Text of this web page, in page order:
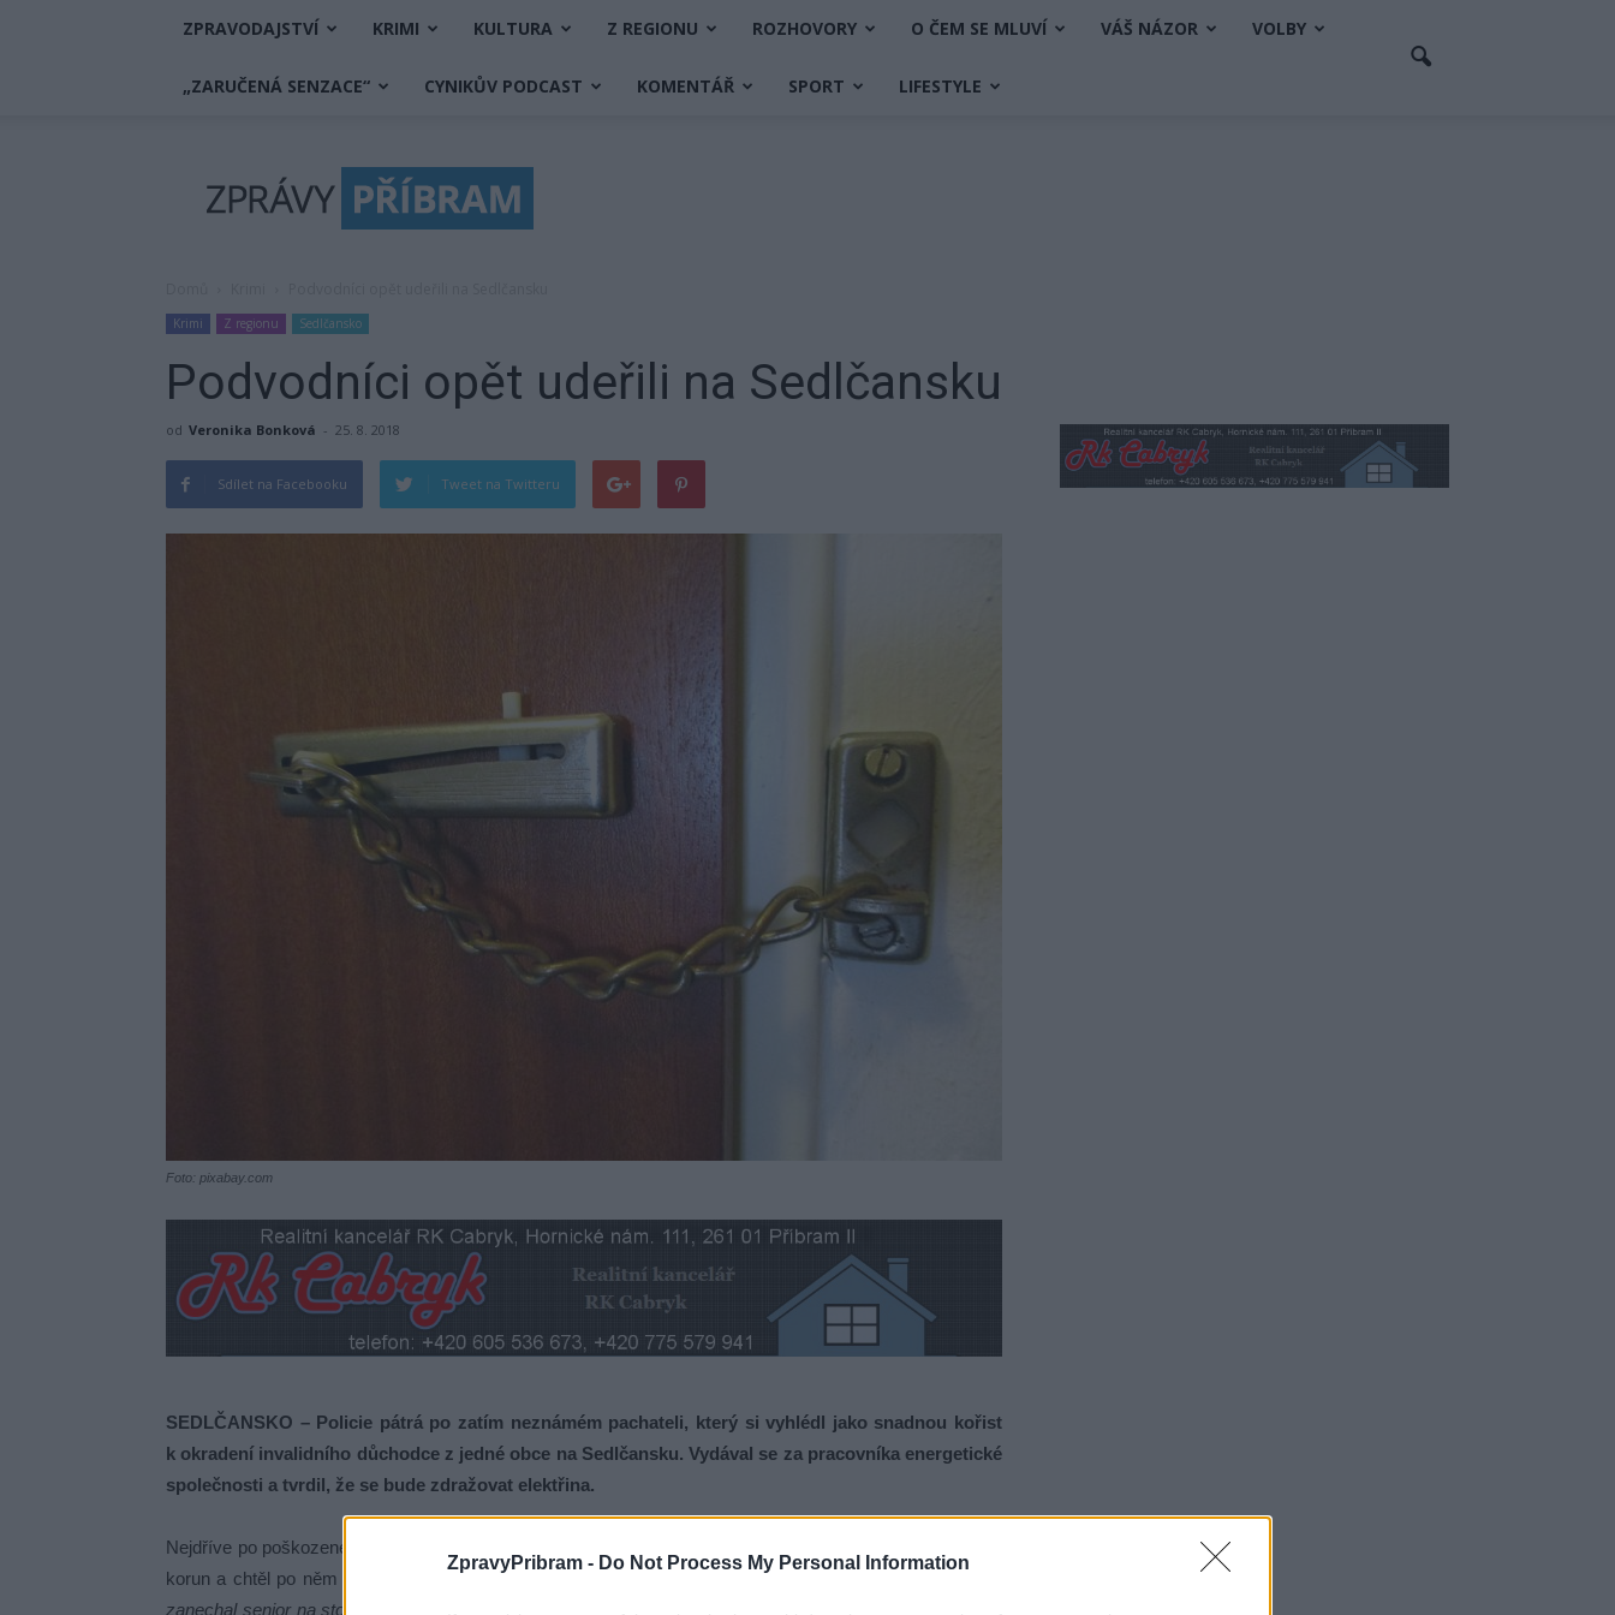
ZpravyPribram - Do Not Process My Personal Information
ZPRAVODAJSTVÍ KRIMI KULTURA Z REGIONU ROZHOVORY O ČEM SE MLUVÍ VÁŠ NÁZOR VOLBY
„ZARUČENÁ SENZACE“ CYNIKŮV PODCAST KOMENTÁŘ SPORT LIFESTYLE
Příbram
Krimi Z regionu Sedlčansko
Podvodníci opět udeřili na Sedlčansku
od Veronika Bonková - 25. 8. 2018
Sdílet na Facebooku Tweet na Twitteru
Foto: pixabay.com
SEDLČANSKO – Policie pátrá po zatím neznámém pachateli, který si vyhlédl jako snadnou kořist
k okradení invalidního důchodce z jedné obce na Sedlčansku. Vydával se za pracovníka energetické
společnosti a tvrdil, že se bude zdražovat elektřina.
Nejdříve po poškozeném požadoval dva tisíce korun, následně mu však dal bankovku v hodnotě pěti tisíc
korun a chtěl po něm vrácení tří tisíc korun.
„Poté využil nestřeženého okamžiku a z peněženky, kterou
zanechal senior na stole, mu vzal několik desítek tisíc korun,“